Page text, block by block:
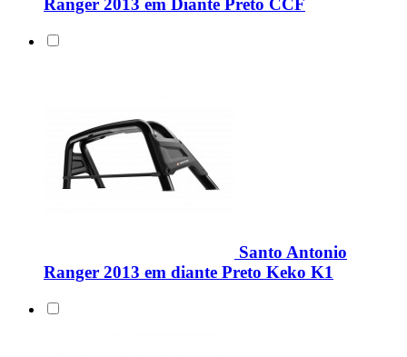
Ranger 2013 em Diante Preto CCF
Santo Antonio
Ranger 2013 em diante Preto Keko K1